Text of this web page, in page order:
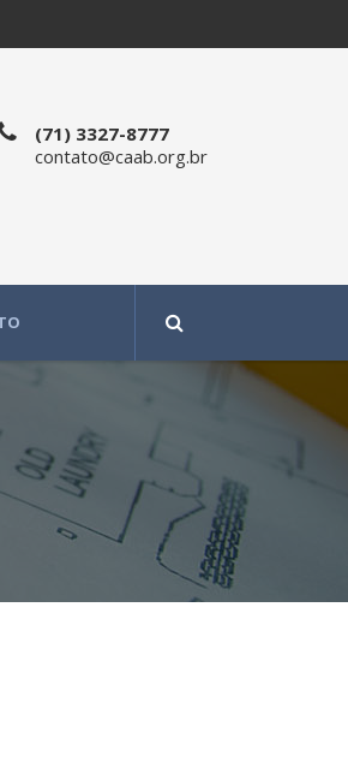
(71) 3327-8777
contato@caab.org.br